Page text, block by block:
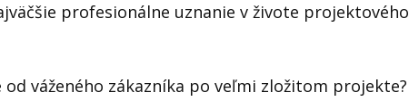
profesionálne uznanie v živote projektového
od váženého zákazníka po veľmi zložitom projekte?